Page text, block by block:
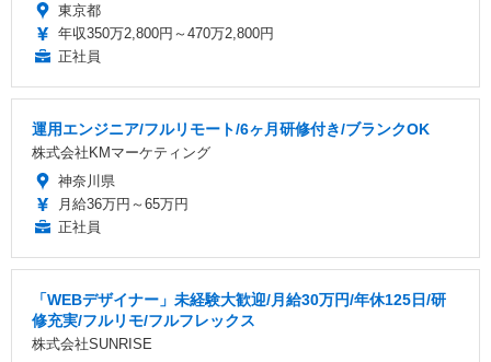
東京都
年収350万2,800円～470万2,800円
正社員
運用エンジニア/フルリモート/6ヶ月研修付き/ブランクOK
株式会社KMマーケティング
神奈川県
月給36万円～65万円
正社員
「WEBデザイナー」未経験大歓迎/月給30万円/年休125日/研
修充実/フルリモ/フルフレックス
株式会社SUNRISE